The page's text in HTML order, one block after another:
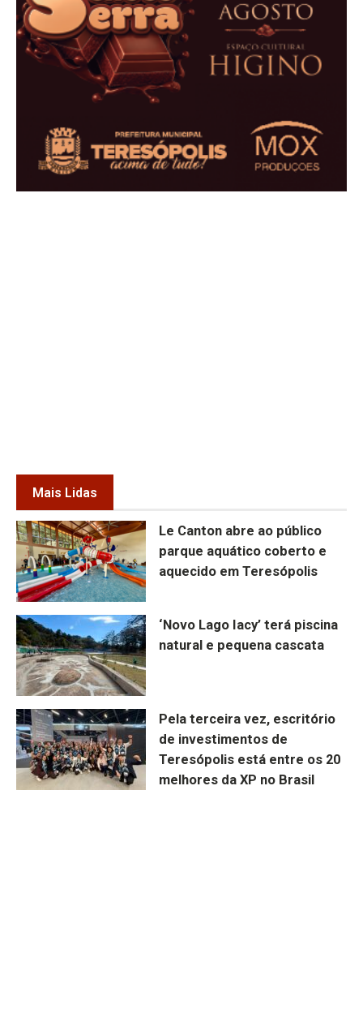
Mais Lidas
Le Canton abre ao público
parque aquático coberto e
aquecido em Teresópolis
‘Novo Lago Iacy’ terá piscina
natural e pequena cascata
Pela terceira vez, escritório
de investimentos de
Teresópolis está entre os 20
melhores da XP no Brasil